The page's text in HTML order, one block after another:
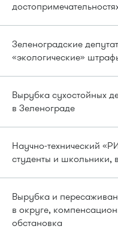
Зеленоградские
«экологические»
Вырубка сухостойных
в Зеленограде
Научно-технический
студенты и школьники,
Вырубка и
в округе,
обстановка